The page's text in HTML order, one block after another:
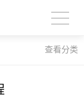
查看分类